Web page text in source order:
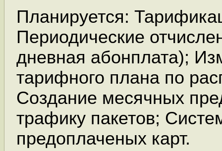
Планируется:
Периодические
дневная абонплата);
тарифного плана по
Создание месячных
трафику пакетов;
предоплаченых карт.